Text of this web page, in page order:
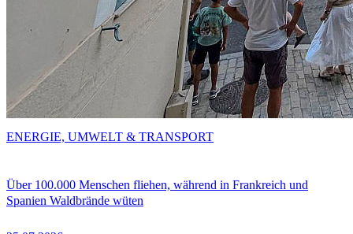
Über 100.000 Menschen fliehen, während in Frankreich und
Spanien Waldbrände wüten
ENERGIE, UMWELT & TRANSPORT